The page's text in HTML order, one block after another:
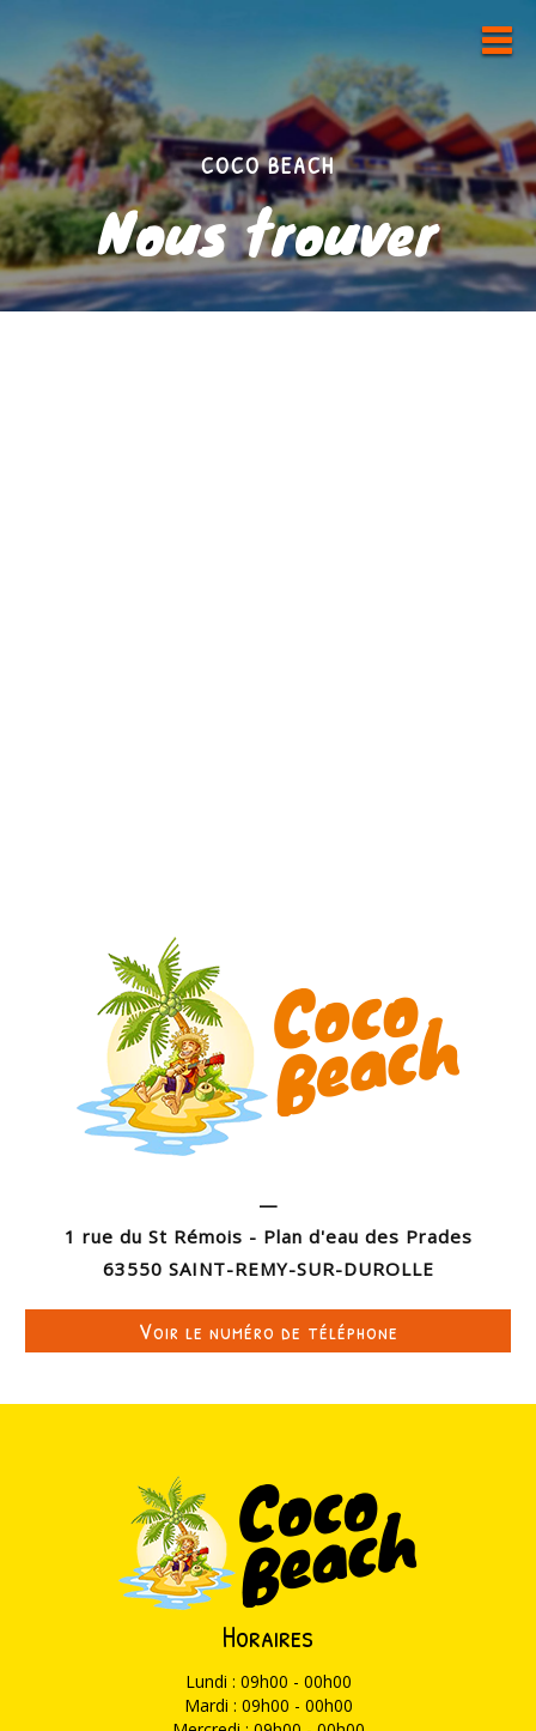
COCO BEACH
Nous trouver
—
1 rue du St Rémois - Plan d'eau des Prades
63550 SAINT-REMY-SUR-DUROLLE
Voir le numéro de téléphone
Horaires
Lundi : 09h00 - 00h00
Mardi : 09h00 - 00h00